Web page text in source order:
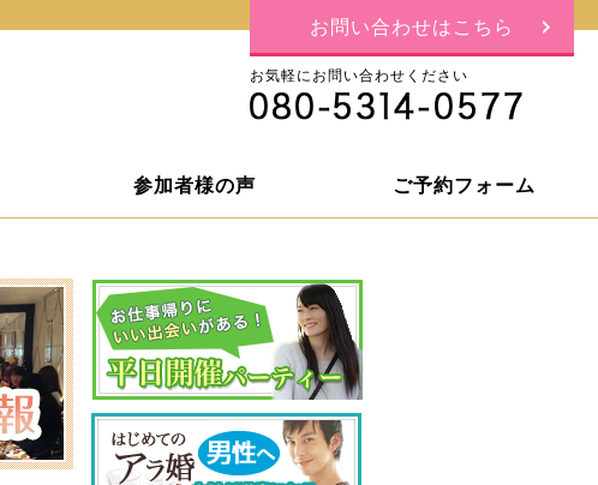
お問い合わせはこちら
お気軽にお問い合わせください
参加者様の声 ご予約フォーム